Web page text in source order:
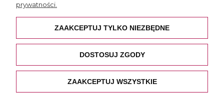
Pomoc
O nas
prywatności.
ZAAKCEPTUJ TYLKO NIEZBĘDNE
DOSTOSUJ ZGODY
ZAAKCEPTUJ WSZYSTKIE